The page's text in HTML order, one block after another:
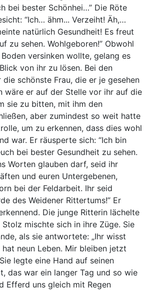
bei bester Schönhei…” Die Röte
“Ich… ähm... Verzeiht! Äh,…
natürlich Gesundheit! Es freut
zu sehen. Wohlgeboren!” Obwohl
versinken wollte, gelang es
von ihr zu lösen. Bei den
schönste Frau, die er je gesehen
wäre er auf der Stelle vor ihr auf die
sie zu bitten, mit ihm den
aber zumindest so weit hatte
um zu erkennen, dass dies wohl
war. Er räusperte sich: “Ich bin
bei bester Gesundheit zu sehen.
Worten glauben darf, seid ihr
und euren Untergebenen,
bei der Feldarbeit. Ihr seid
des Weidener Rittertums!” Er
Die junge Ritterin lächelte
mischte sich in ihre Züge. Sie
als sie antwortete: „Ihr wisst
neun Leben. Mir bleiben jetzt
legte eine Hand auf seinen
das war ein langer Tag und so wie
Efferd uns gleich mit Regen